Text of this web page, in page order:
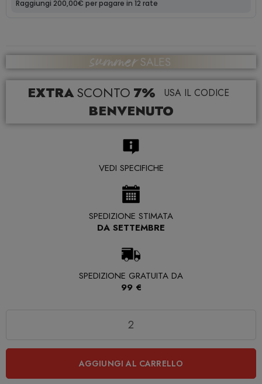
EXTRA SCONTO 7% USA IL CODICE
BENVENUTO
VEDI SPECIFICHE
SPEDIZIONE STIMATA
DA SETTEMBRE
SPEDIZIONE GRATUITA DA
99 €
AGGIUNGI AL CARRELLO